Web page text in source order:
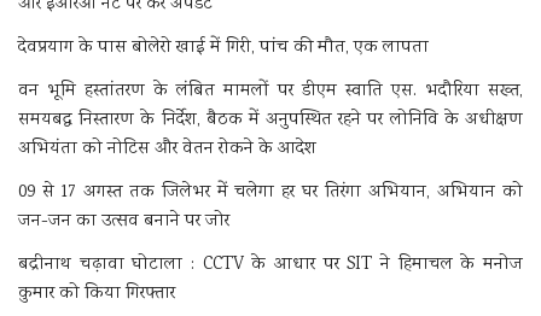
देवप्रयाग के पास बोलेरो खाई में गिरी, पांच की मौत, एक लापता
वन भूमि हस्तांतरण के लंबित मामलों पर डीएम स्वाति एस. भदौरिया सख्त,
समयबद्ध निस्तारण के निर्देश, बैठक में अनुपस्थित रहने पर लोनिवि के अधीक्षण
अभियंता को नोटिस और वेतन रोकने के आदेश
09 से 17 अगस्त तक जिलेभर में चलेगा हर घर तिरंगा अभियान, अभियान को
जन-जन का उत्सव बनाने पर जोर
बद्रीनाथ चढ़ावा घोटाला : CCTV के आधार पर SIT ने हिमाचल के मनोज
कुमार को किया गिरफ्तार